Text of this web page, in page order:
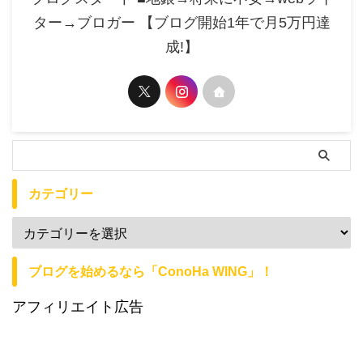
ター→ブロガー 【ブログ開始1年で月5万円達
成!】
カテゴリー
ブログを始めるなら「ConoHa WING」！
アフィリエイト広告